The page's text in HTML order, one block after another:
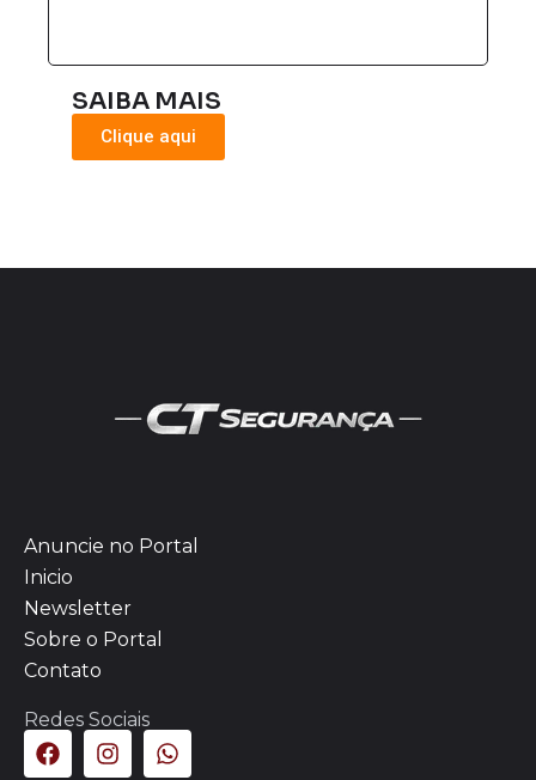
SAIBA MAIS
Clique aqui
Anuncie no Portal
Inicio
Newsletter
Sobre o Portal
Contato
Redes Sociais